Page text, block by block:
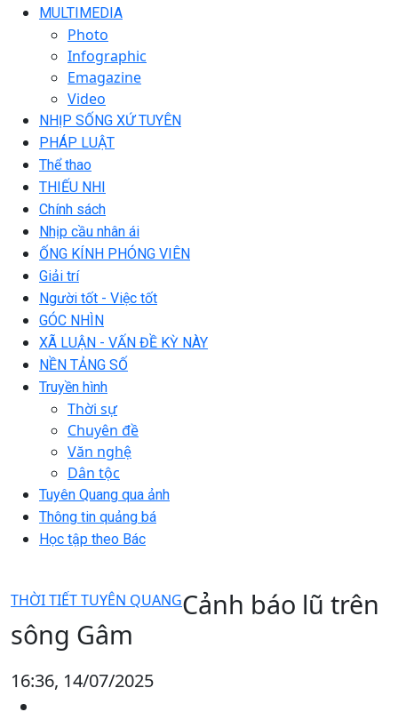
MULTIMEDIA
Photo
Infographic
Emagazine
Video
NHỊP SỐNG XỨ TUYÊN
PHÁP LUẬT
Thể thao
THIẾU NHI
Chính sách
Nhịp cầu nhân ái
ỐNG KÍNH PHÓNG VIÊN
Giải trí
Người tốt - Việc tốt
GÓC NHÌN
XÃ LUẬN - VẤN ĐỀ KỲ NÀY
NỀN TẢNG SỐ
Truyền hình
Thời sự
Chuyên đề
Văn nghệ
Dân tộc
Tuyên Quang qua ảnh
Thông tin quảng bá
Học tập theo Bác
THỜI TIẾT TUYÊN QUANGCảnh báo lũ trên
sông Gâm
16:36, 14/07/2025